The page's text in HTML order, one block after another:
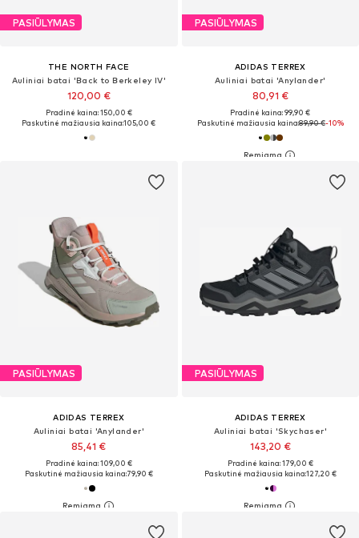
PASIŪLYMAS
THE NORTH FACE
Auliniai batai 'Back to Berkeley IV'
120,00 €
Pradinė kaina: 150,00 €
Paskutinė mažiausia kaina:105,00 €
PASIŪLYMAS
ADIDAS TERREX
Auliniai batai 'Anylander'
80,91 €
Pradinė kaina: 99,90 €
Paskutinė mažiausia kaina:89,90 €-10%
PASIŪLYMAS
ADIDAS TERREX
Auliniai batai 'Anylander'
85,41 €
Pradinė kaina: 109,00 €
Paskutinė mažiausia kaina:79,90 €
PASIŪLYMAS
ADIDAS TERREX
Auliniai batai 'Skychaser'
143,20 €
Pradinė kaina: 179,00 €
Paskutinė mažiausia kaina:127,20 €